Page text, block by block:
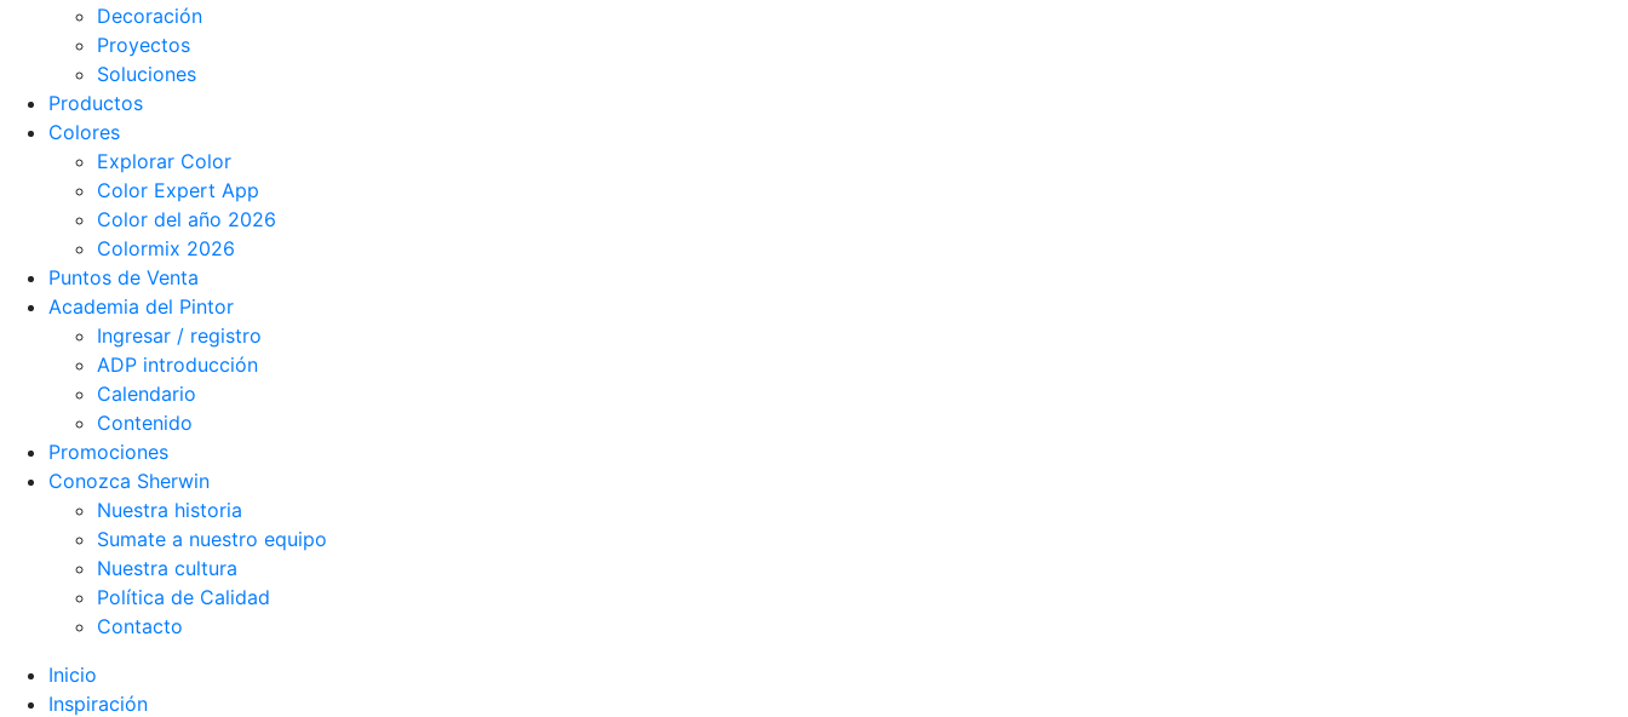
Decoración
Proyectos
Soluciones
Productos
Colores
Explorar Color
Color Expert App
Color del año 2026
Colormix 2026
Puntos de Venta
Academia del Pintor
Ingresar / registro
ADP introducción
Calendario
Contenido
Promociones
Conozca Sherwin
Nuestra historia
Sumate a nuestro equipo
Nuestra cultura
Política de Calidad
Contacto
Inicio
Inspiración